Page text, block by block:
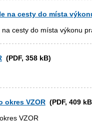
na cesty do místa
cesty do místa výkonu
(PDF, 358 kB)
okres VZOR(PDF, 409
VZOR